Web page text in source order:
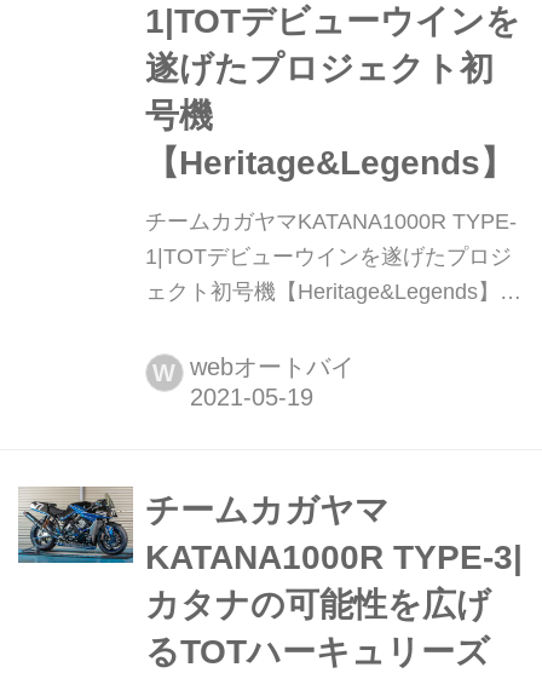
1|TOTデビューウインを
遂げたプロジェクト初
号機
【Heritage&Legends】
チームカガヤマKATANA1000R TYPE-
1|TOTデビューウインを遂げたプロジ
ェクト初号機【Heritage&Legends】
Legends 愛車とのバイクライフを、よ
り豊かに楽しむためのアイデアを提供
ョップや最新パーツ&アパレルの深堀
への...
W webオートバイ
チームカガヤマ
KATANA1000R TYPE-3|
カタナの可能性を広げ
るTOTハーキュリーズ